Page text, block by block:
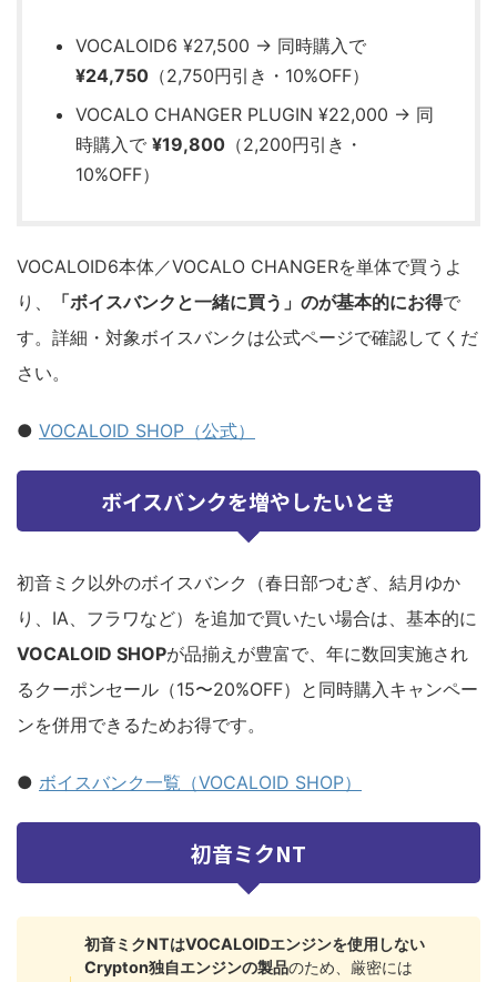
VOCALOID6 ¥27,500 → 同時購入で
¥24,750 （2,750円引き・10%OFF）
VOCALO CHANGER PLUGIN ¥22,000 → 同
時購入で ¥19,800 （2,200円引き・
10%OFF）
VOCALOID6本体／VOCALO CHANGERを単体で買うよ
り、
「ボイスバンクと一緒に買う」のが基本的にお得で
す。詳細・対象ボイスバンクは公式ページで確認してくだ
さい。
● VOCALOID SHOP（公式）
ボイスバンクを増やしたいとき
初音ミク以外のボイスバンク（春日部つむぎ、結月ゆか
り、IA、フラワなど）を追加で買いたい場合は、基本的に
VOCALOID SHOPが品揃えが豊富で、年に数回実施され
るクーポンセール（15〜20%OFF）と同時購入キャンペー
ンを併用できるためお得です。
● ボイスバンク一覧（VOCALOID SHOP）
初音ミクNT
初音ミクNTはVOCALOIDエンジンを使用しない
Crypton独自エンジンの製品のため、厳密には